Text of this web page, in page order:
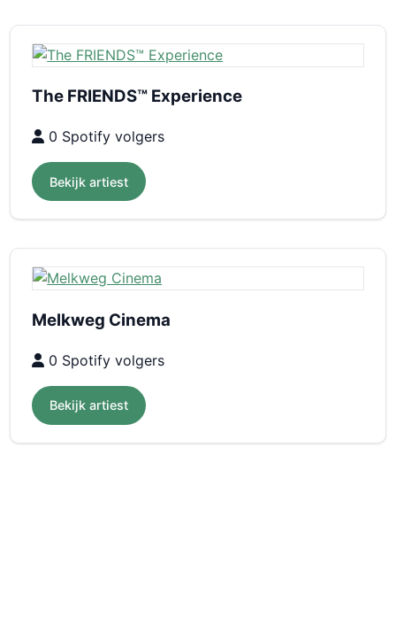
The FRIENDS™ Experience
0 Spotify volgers
Bekijk artiest
Melkweg Cinema
0 Spotify volgers
Bekijk artiest